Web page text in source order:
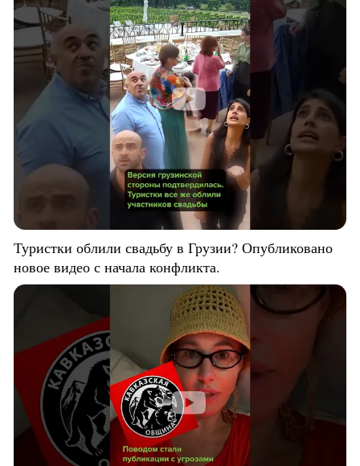
Туристки облили свадьбу в Грузии? Опубликовано
новое видео с начала конфликта.